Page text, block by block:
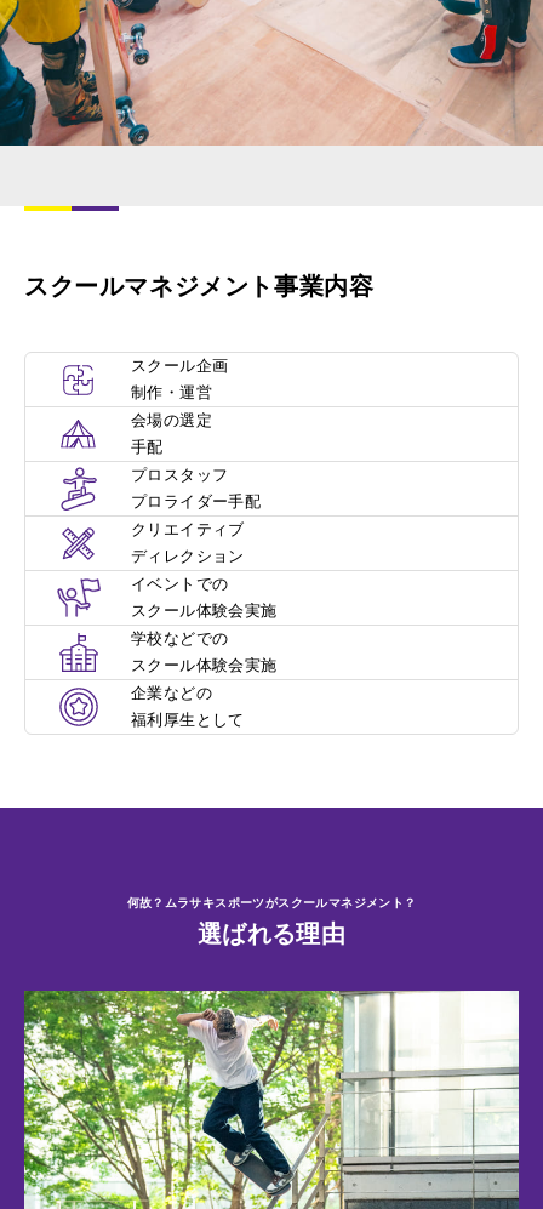
スクールマネジメント事業内容
スクール企画
制作・運営
会場の選定
手配
プロスタッフ
プロライダー手配
クリエイティブ
ディレクション
イベントでの
スクール体験会実施
学校などでの
スクール体験会実施
企業などの
福利厚生として
何故？ムラサキスポーツがスクールマネジメント？
選ばれる理由